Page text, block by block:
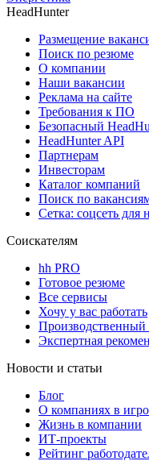
HeadHunter
Размещение
Поиск по резюме
О компании
Наши вакансии
Реклама на сайте
Требования к ПО
Безопасный
HeadHunter API
Партнерам
Инвесторам
Каталог компаний
Поиск по
Сетка: соцсеть для
Соискателям
hh PRO
Готовое резюме
Все сервисы
Хочу у вас работать
Производственный
Экспертная
Новости и статьи
Блог
О компаниях в
Жизнь в компании
ИТ-проекты
Рейтинг